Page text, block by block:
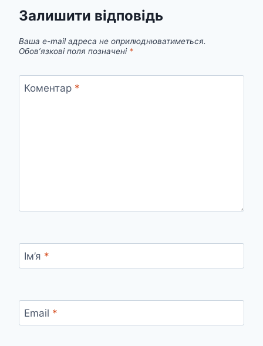
Залишити відповідь
Ваша e-mail адреса не оприлюднюватиметься.
Обов’язкові поля позначені *
Коментар *
Ім’я *
Email *